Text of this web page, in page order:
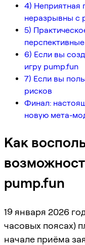
4) Неприятная
неразрывны с
5)
6) Если вы
игру pump.fun
7) Если вы
рисков
Финал:
новую мета-
Как
pump.fun
19 января 2026
часовых поясах)
начале приёма